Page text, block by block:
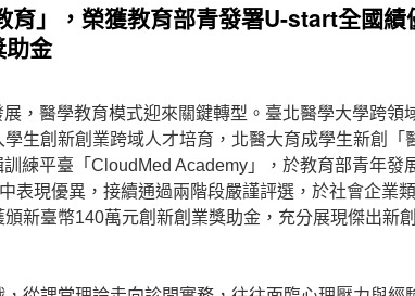
育」，榮獲教育部青發署U-start全國績
金
，醫學教育模式迎來關鍵轉型。臺北醫學大學跨領
生創新創業跨域人才培育，北醫大育成學生新創「
練平臺「CloudMed Academy」，於教育部青年發
表現優異，接續通過兩階段嚴謹評選，於社會企業
新臺幣140萬元創新創業獎助金，充分展現傑出新